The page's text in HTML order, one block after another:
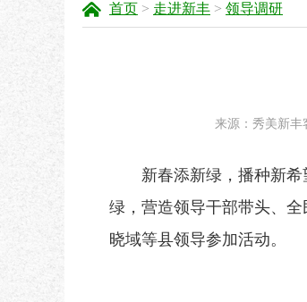
首页 > 走进新丰 > 领导调研
来源：秀美新丰
新春添新绿 ，播种新希
绿，营造领导干部带头、
晓域等县领导参加活动。